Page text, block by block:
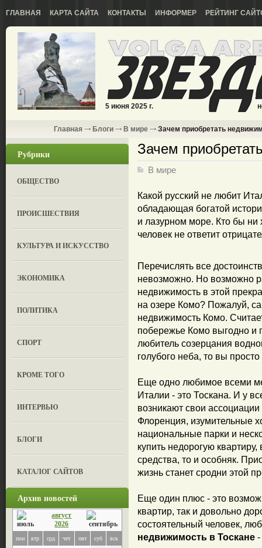
ГЛАВНАЯ КАРТА САЙТА КОНТАКТЫ ИНФОРМЕР РЕЙТИНГ
5 июня 2025 г.
Главная Блоги В мире Зачем приобретать
Рубрики
ОБЩЕСТВО
ПРОИСШЕСТВИЯ
КУЛЬТУРА И ИСКУССТВО
ЭКОНОМИКА
ПОЛИТИКА
СПОРТ
КРОМЕ ТОГО
ИНТЕРВЬЮ
БЛОГИ
КАТАЛОГ САЙТОВ
Архив новостей
август
2026
пон втр срд чет пят суб вск
Зачем
В мире
Какой русский не любит
обладающая богатой
и лазурном море. Кто бы ни
человек не ответит
Перечислять все
невозможно. Но возможно
недвижимость в этой
на озере Комо? Пожалуй,
недвижимость Комо.
побережье Комо выгодно и
любитель созерцания
голубого неба, то вы
Еще одно любимое всеми
Италии - это Тоскана. И у
возникают свои
Флоренция, изумительные
национальные парки и
купить недорогую
средства, то и особняк.
жизнь станет сродни этой
Еще один плюс - это
квартир, так и довольно
состоятельный человек,
недвижимость в Тоскане -